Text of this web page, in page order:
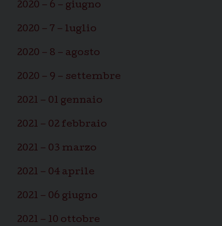
2020 – 6 – giugno
2020 – 7 – luglio
2020 – 8 – agosto
2020 – 9 – settembre
2021 – 01 gennaio
2021 – 02 febbraio
2021 – 03 marzo
2021 – 04 aprile
2021 – 06 giugno
2021 – 10 ottobre